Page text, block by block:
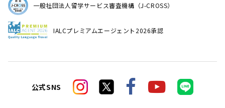
一般社団法人留学サービス審査機構（J-CROSS）
IALCプレミアムエージェント2026承認
公式SNS